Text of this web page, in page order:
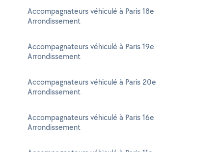
Accompagnateurs véhiculé à Paris 18e
Arrondissement
Accompagnateurs véhiculé à Paris 19e
Arrondissement
Accompagnateurs véhiculé à Paris 20e
Arrondissement
Accompagnateurs véhiculé à Paris 16e
Arrondissement